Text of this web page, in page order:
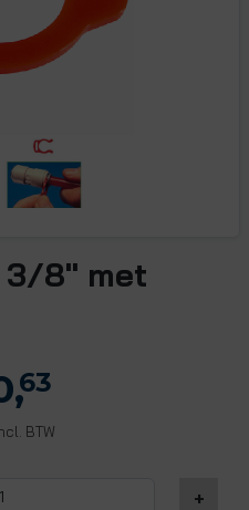
3/8" met
63
BTW
+